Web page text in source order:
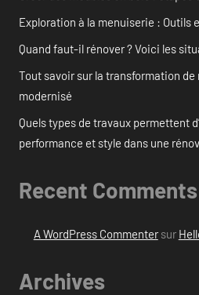
Exploration à la menuiserie : Outils
Quand faut-il rénover ? Voici les
Tout savoir sur la transformation
modernisé
Quels types de travaux permettent
performance et style dans une
Recent Comments
A WordPress Commentersur
Archives